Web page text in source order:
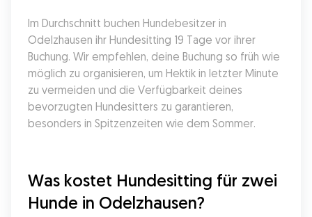
Im Durchschnitt buchen Hundebesitzer in
Odelzhausen ihr Hundesitting 19 Tage vor ihrer
Buchung. Wir empfehlen, deine Buchung so früh wie
möglich zu organisieren, um Hektik in letzter Minute
zu vermeiden und die Verfügbarkeit deines
bevorzugten Hundesitters zu garantieren,
besonders in Spitzenzeiten wie dem Sommer.
Was kostet Hundesitting für zwei
Hunde in Odelzhausen?